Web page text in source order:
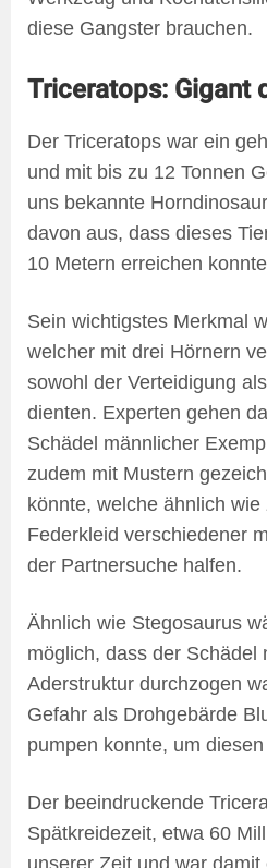
diese Gangster brauchen.
Triceratops: Gigant
Der Triceratops war ein
und mit bis zu 12 Tonnen
uns bekannte
davon aus, dass dieses
10 Metern erreichen
Sein wichtigstes Merkmal
welcher mit drei Hörnern
sowohl der Verteidigung
dienten. Experten gehen
Schädel männlicher
zudem mit Mustern
könnte, welche ähnlich
Federkleid verschiedener
der Partnersuche halfen.
Ähnlich wie Stegosaurus
möglich, dass der Schädel
Aderstruktur durchzogen
Gefahr als Drohgebärde
pumpen konnte, um
Der beeindruckende
Spätkreidezeit, etwa 60
unserer Zeit und war